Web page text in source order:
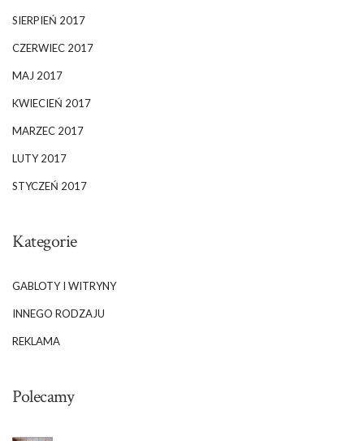
SIERPIEŃ 2017
CZERWIEC 2017
MAJ 2017
KWIECIEŃ 2017
MARZEC 2017
LUTY 2017
STYCZEŃ 2017
Kategorie
GABLOTY I WITRYNY
INNEGO RODZAJU
REKLAMA
Polecamy